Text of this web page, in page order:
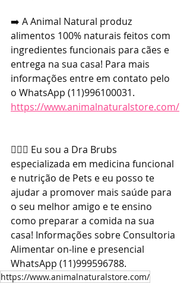
➡️ A Animal Natural produz
alimentos 100% naturais feitos com
ingredientes funcionais para cães e
entrega na sua casa! Para mais
informações entre em contato pelo
o WhatsApp (11)996100031.
https://www.animalnaturalstore.com/
👩🏼‍⚕️ Eu sou a Dra Brubs
especializada em medicina funcional
e nutrição de Pets e eu posso te
ajudar a promover mais saúde para
o seu melhor amigo e te ensino
como preparar a comida na sua
casa! Informações sobre Consultoria
Alimentar on-line e presencial
WhatsApp (11)999596788.
https://www.animalnaturalstore.com/